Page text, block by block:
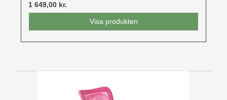
1 649,00 kr.
Visa produkten